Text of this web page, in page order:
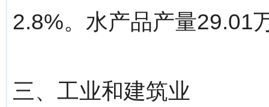
2.8%。水产品产量29.01
三、工业和建筑业